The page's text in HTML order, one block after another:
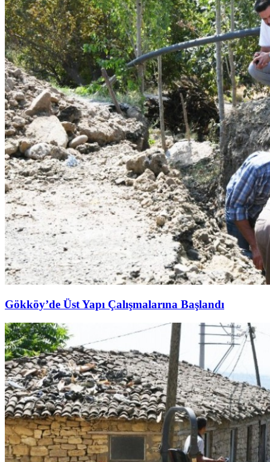
Gökköy’de Üst Yapı Çalışmalarına Başlandı